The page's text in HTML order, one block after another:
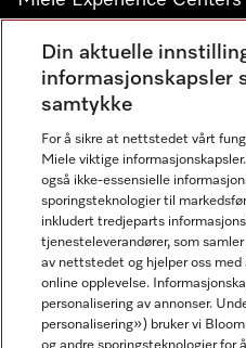
Miele Experience Center Nesbru
Miele Outlet Nesbru
Nyhetsbrev
Din aktuelle
informasjonskapsler
samtykke
For å sikre at nettstedet vårt
Miele viktige
også ikke-essensielle
sporingsteknologier til
inkludert tredjeparts
tjenesteleverandører, som
av nettstedet og hjelper oss med
online opplevelse.
personalisering av annonser.
personalisering») bruker vi